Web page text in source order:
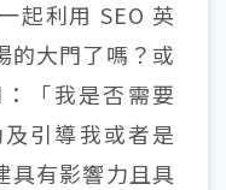
起利用 SEO 英
的大門了嗎？或
「我是否需要
引導我或者是
具有影響力且具